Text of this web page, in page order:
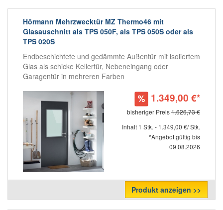
Hörmann Mehrzwecktür MZ Thermo46 mit
Glasauschnitt als TPS 050F, als TPS 050S oder als
TPS 020S
Endbeschichtete und gedämmte Außentür mit isoliertem
Glas als schicke Kellertür, Nebeneingang oder
Garagentür in mehreren Farben
1.349,00 €*
bisheriger Preis1.626,73 €
Inhalt 1 Stk. - 1.349,00 €/ Stk.
*Angebot gültig bis
09.08.2026
Produkt anzeigen >>